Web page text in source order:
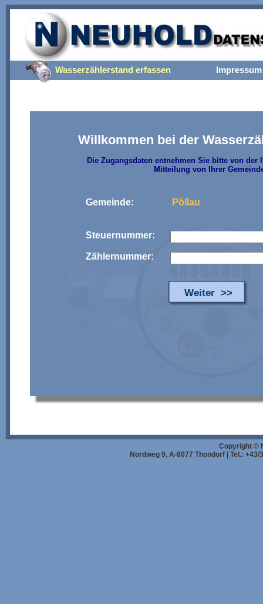
Wasserzählerstand erfassen Impressum
Copyright ©
Nordweg 9, A-8077 Thondorf | Tel.:
Steuernummer:
Zählernummer:
Willkommen bei der
Die Zugangsdaten entnehmen Sie bitte von der
Mitteilung von Ihrer
Gemeinde: Pöllau
Weiter >>